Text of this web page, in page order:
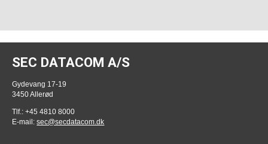
SEC DATACOM A/S
Gydevang 17-19
3450 Allerød
Tlf.: +45 4810 8000
E-mail:sec@secdatacom.dk